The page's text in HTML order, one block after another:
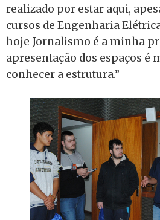
realizado por estar aqui,
cursos de Engenharia
hoje Jornalismo é a minha
apresentação dos espaços é
conhecer a estrutura.”